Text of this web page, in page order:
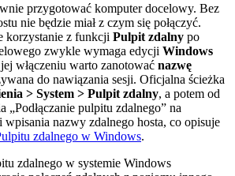
przygotować komputer docelowy. Bez
nie będzie miał z czym się połączyć.
korzystanie z funkcji Pulpit zdalny po
zwykle wymaga edycji Windows
włączeniu warto zanotować nazwę
do nawiązania sesji. Oficjalna ścieżka
> System > Pulpit zdalny, a potem od
„Podłączanie pulpitu zdalnego” na
nazwy zdalnego hosta, co opisuje
zdalnego w Windows.